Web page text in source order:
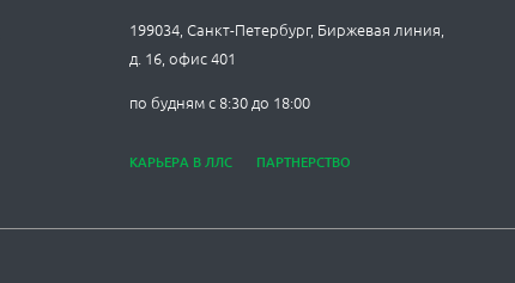
199034, Санкт-Петербург, Биржевая линия,
д. 16, офис 401
по будням с 8:30 до 18:00
КАРЬЕРА В ЛЛС ПАРТНЕРСТВО